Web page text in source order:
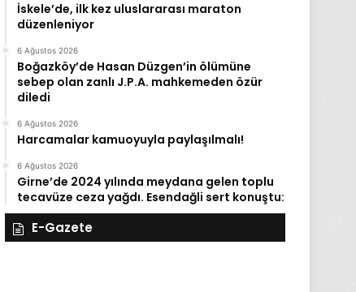
İskele’de, ilk kez uluslararası maraton
düzenleniyor
6 Ağustos 2026
Boğazköy’de Hasan Düzgen’in ölümüne
sebep olan zanlı J.P.A. mahkemeden özür
diledi
6 Ağustos 2026
Harcamalar kamuoyuyla paylaşılmalı!
6 Ağustos 2026
Girne’de 2024 yılında meydana gelen toplu
tecavüze ceza yağdı. Esendağli sert konuştu:
E-Gazete